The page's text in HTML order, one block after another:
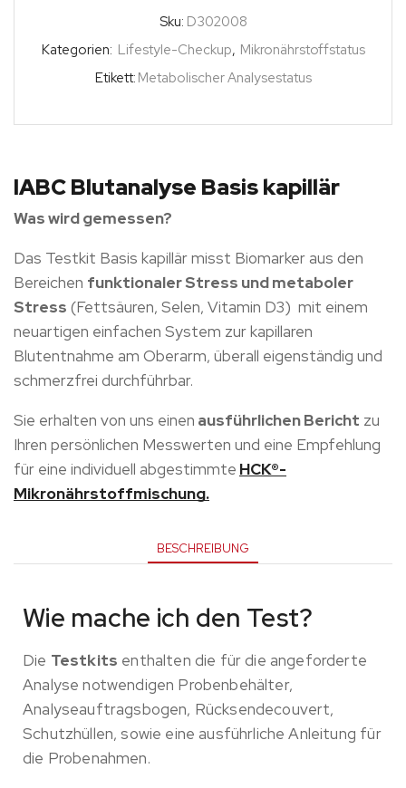
Sku: D302008
Kategorien: Lifestyle-Checkup, Mikronährstoffstatus
Etikett: Metabolischer Analysestatus
IABC Blutanalyse Basis kapillär
Was wird gemessen?
Das Testkit Basis kapillär misst Biomarker aus den
Bereichen funktionaler Stress und metaboler
Stress (Fettsäuren, Selen, Vitamin D3) mit einem
neuartigen einfachen System zur kapillaren
Blutentnahme am Oberarm, überall eigenständig und
schmerzfrei durchführbar.
Sie erhalten von uns einen ausführlichen Bericht zu
Ihren persönlichen Messwerten und eine Empfehlung
für eine individuell abgestimmte HCK®-
Mikronährstoffmischung.
BESCHREIBUNG
Wie mache ich den Test?
Die Testkits enthalten die für die angeforderte
Analyse notwendigen Probenbehälter,
Analyseauftragsbogen, Rücksendecouvert,
Schutzhüllen, sowie eine ausführliche Anleitung für
die Probenahmen.